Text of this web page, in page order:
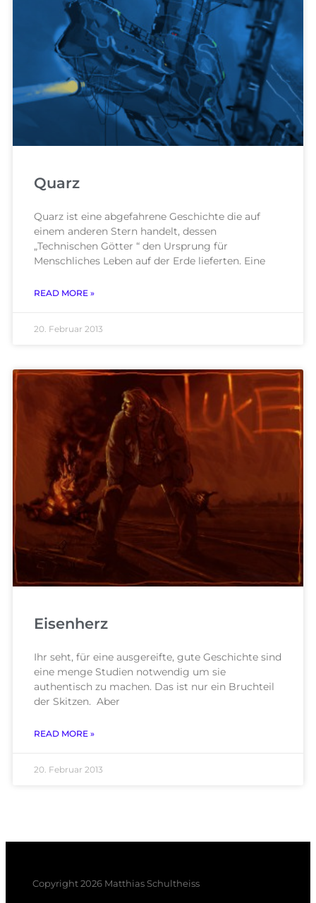
Quarz
Quarz ist eine abgefahrene Geschichte die auf
einem anderen Stern handelt, dessen
„Technischen Götter “ den Ursprung für
Menschliches Leben auf der Erde lieferten. Eine
READ MORE »
20. Februar 2013
Eisenherz
Ihr seht, für eine ausgereifte, gute Geschichte sind
eine menge Studien notwendig um sie
authentisch zu machen. Das ist nur ein Bruchteil
der Skitzen. Aber
READ MORE »
20. Februar 2013
Copyright 2026 Matthias Schultheiss